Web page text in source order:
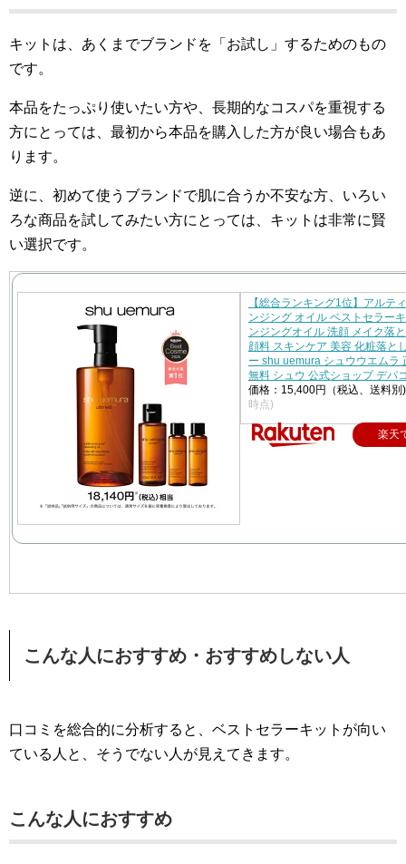
キットは、あくまでブランドを「お試し」するためのもの
です。
本品をたっぷり使いたい方や、長期的なコスパを重視する
方にとっては、最初から本品を購入した方が良い場合もあ
ります。
逆に、初めて使うブランドで肌に合うか不安な方、いろい
ろな商品を試してみたい方にとっては、キットは非常に賢
い選択です。
【総合ランキング1位】アルテ
ンジング オイル ベストセラー
ンジングオイル 洗顔 メイク落
顔料 スキンケア 美容 化粧落と
ー shu uemura シュウウエムラ
無料 シュウ 公式ショップ デパ
価格：15,400円（税込、送料
時点)
楽天
こんな人におすすめ・おすすめしない人
口コミを総合的に分析すると、ベストセラーキットが向い
ている人と、そうでない人が見えてきます。
こんな人におすすめ